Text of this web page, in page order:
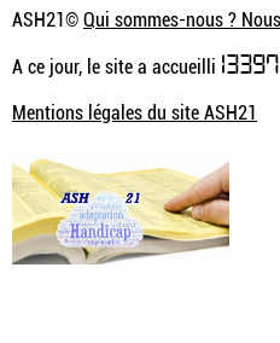
ASH21©Qui sommes-nous ?
A ce jour, le site a accueilli
Mentions légales du site ASH21